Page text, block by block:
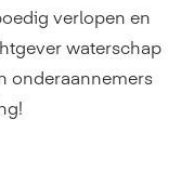
verlopen en
waterschap
onderaannemers